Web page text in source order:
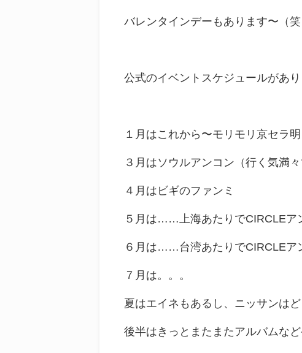
バレンタインデーもあります〜（笑
公式のイベントスケジュールがあ
１月はこれから〜モリモリ京セラ
３月はソウルアンコン（行く気満々
４月はビギのファンミ
５月は……上海あたりでCIRCLEア
６月は……台湾あたりでCIRCLEア
７月は。。。
夏はエイネもあるし、ニッサンはど
後半はきっとまたまたアルバムな